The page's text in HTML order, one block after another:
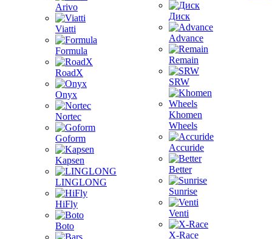
Arivo
Viatti
Formula
RoadX
Onyx
Nortec
Goform
Kapsen
LINGLONG
HiFly
Boto
Диск
Advance
Remain
SRW
Khomen
Wheels
Accuride
Better
Sunrise
Venti
X-Race